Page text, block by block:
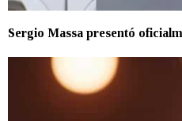
Sergio Massa presentó